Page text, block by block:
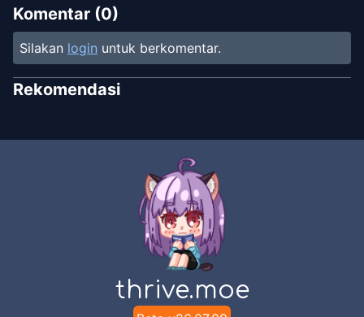
Komentar (0)
Silakan login untuk berkomentar.
Rekomendasi
thrive.moe